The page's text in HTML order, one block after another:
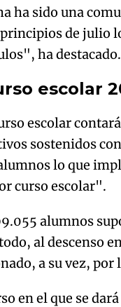
ha sido una
de julio
ha destacado.
escolar
escolar
sostenidos
lo que
curso escolar".
alumnos
al descenso
a su vez, por
en el que se